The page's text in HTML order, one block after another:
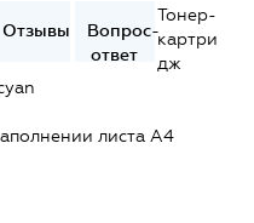
Отзывы
Вопрос-
ответ
Тонер-
картри
дж
листа А4